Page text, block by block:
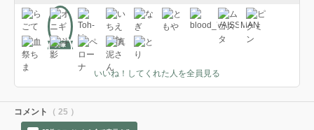
文筆
いいね！してくれた人を全員見る
コメント （ 25 ）